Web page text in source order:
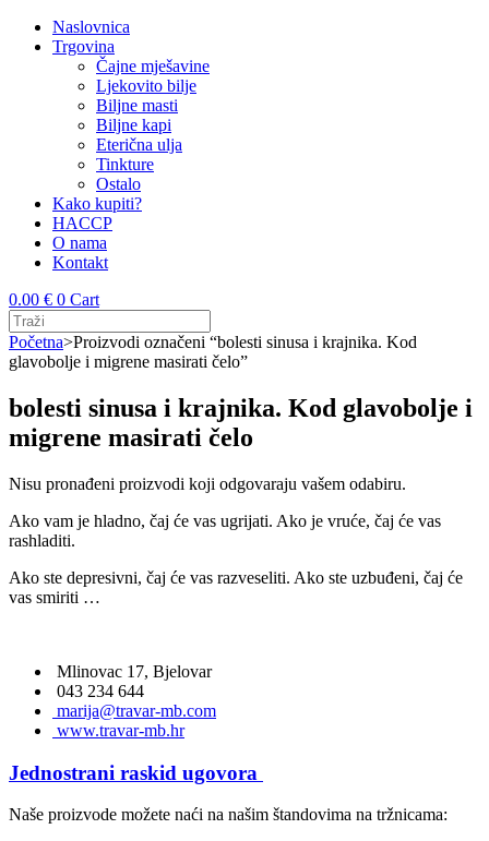
Naslovnica
Trgovina
Čajne mješavine
Ljekovito bilje
Biljne masti
Biljne kapi
Eterična ulja
Tinkture
Ostalo
Kako kupiti?
HACCP
O nama
Kontakt
0.00 € 0 Cart
Početna>Proizvodi označeni “bolesti sinusa i krajnika. Kod
glavobolje i migrene masirati čelo”
bolesti sinusa i krajnika. Kod glavobolje i
migrene masirati čelo
Nisu pronađeni proizvodi koji odgovaraju vašem odabiru.
Ako vam je hladno, čaj će vas ugrijati. Ako je vruće, čaj će vas
rashladiti.
Ako ste depresivni, čaj će vas razveseliti. Ako ste uzbuđeni, čaj će
vas smiriti …
Mlinovac 17, Bjelovar
043 234 644
marija@travar-mb.com
www.travar-mb.hr
Jednostrani raskid ugovora
Naše proizvode možete naći na našim štandovima na tržnicama: